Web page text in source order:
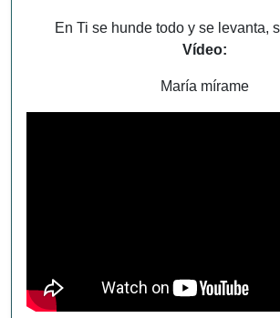
En Ti se hunde todo y se levanta,
Vídeo:
María mírame